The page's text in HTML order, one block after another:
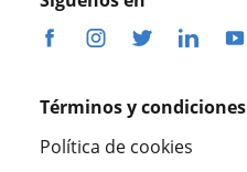
Términos y condiciones
Política de cookies